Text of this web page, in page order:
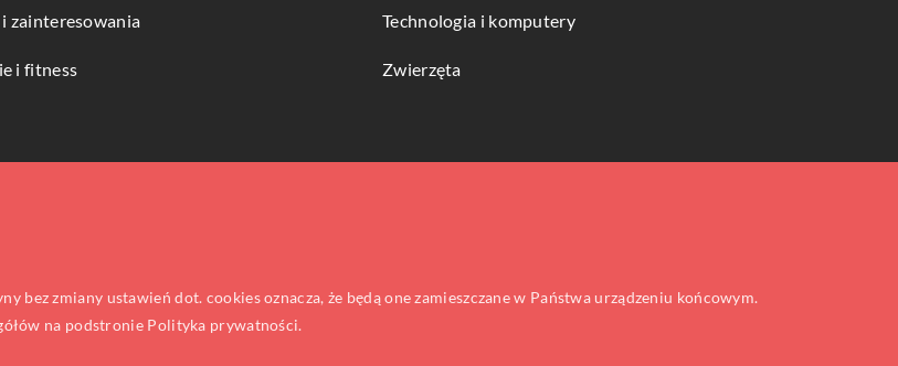
zainteresowania Technologia i komputery
i fitness Zwierzęta
zmiany ustawień dot. cookies oznacza, że będą one zamieszczane w Państwa urządzeniu końcowym.
na podstronie Polityka prywatności.